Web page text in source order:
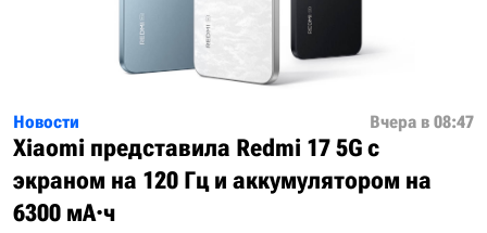
Новости Вчера в 08:47
Xiaomi представила Redmi 17 5G с
экраном на 120 Гц и аккумулятором на
6300 мА·ч